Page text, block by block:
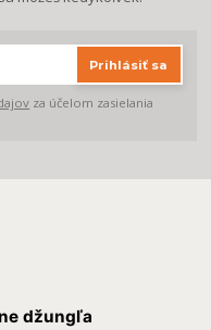
Prihlásiť sa
za účelom zasielania